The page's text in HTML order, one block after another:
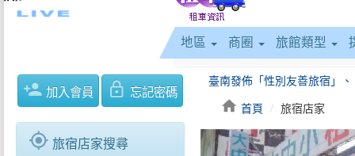
地區 商圈 旅館類型
person_add 加入會員 lock_outline 忘記密碼
gps_fixed 旅宿店家搜尋
home 首頁 旅宿店家